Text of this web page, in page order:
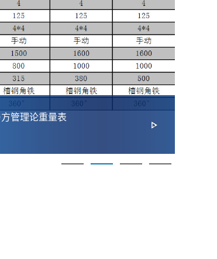
管理论重量表